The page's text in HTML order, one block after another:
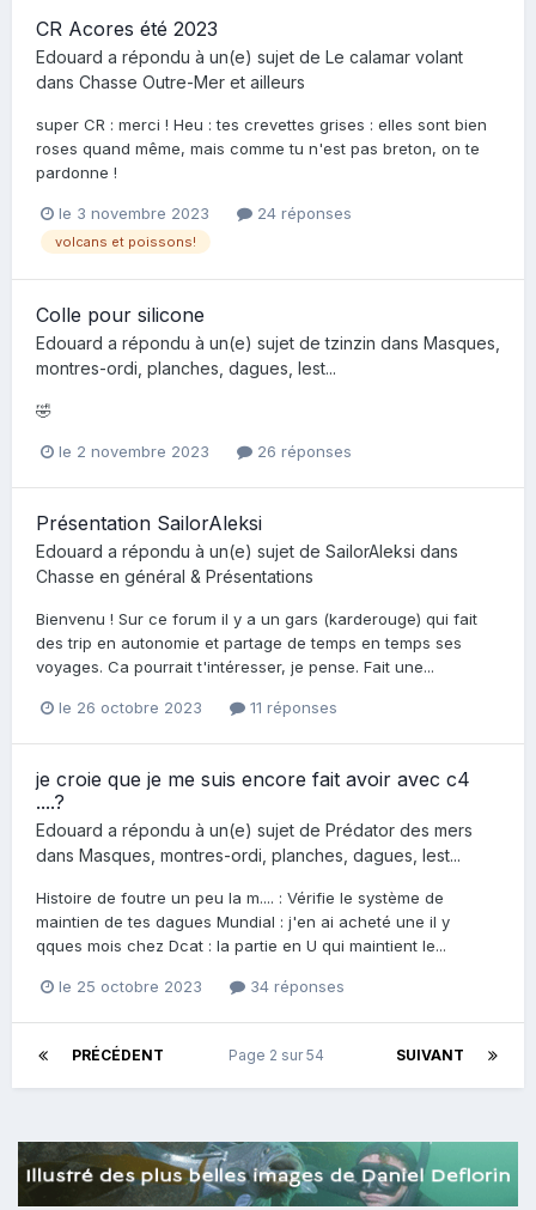
CR Acores été 2023
Edouard a répondu à un(e) sujet de Le calamar volant
dans Chasse Outre-Mer et ailleurs
super CR : merci ! Heu : tes crevettes grises : elles sont bien
roses quand même, mais comme tu n'est pas breton, on te
pardonne !
le 3 novembre 2023 24 réponses
volcans et poissons!
Colle pour silicone
Edouard a répondu à un(e) sujet detzinzin dans Masques,
montres-ordi, planches, dagues, lest...
🤣
le 2 novembre 2023 26 réponses
Présentation SailorAleksi
Edouard a répondu à un(e) sujet de SailorAleksi dans
Chasse en général & Présentations
Bienvenu ! Sur ce forum il y a un gars (karderouge) qui fait
des trip en autonomie et partage de temps en temps ses
voyages. Ca pourrait t'intéresser, je pense. Fait une...
le 26 octobre 2023 11 réponses
je croie que je me suis encore fait avoir avec c4
....?
Edouard a répondu à un(e) sujet de Prédator des mers
dans Masques, montres-ordi, planches, dagues, lest...
Histoire de foutre un peu la m.... : Vérifie le système de
maintien de tes dagues Mundial : j'en ai acheté une il y
qques mois chez Dcat : la partie en U qui maintient le...
le 25 octobre 2023 34 réponses
PRÉCÉDENT SUIVANT
Page 2 sur 54